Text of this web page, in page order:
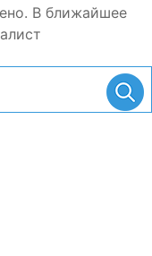
В ближайшее